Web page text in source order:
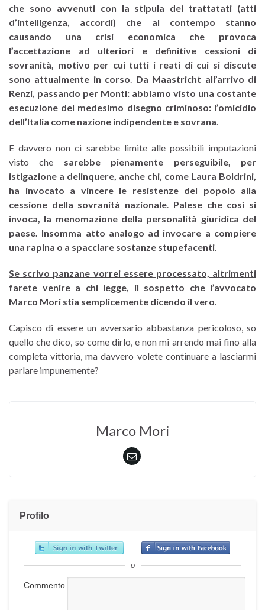
che sono avvenuti con la stipula dei trattatati (atti
d’intelligenza, accordi) che al contempo stanno
causando una crisi economica che provoca
l’accettazione ad ulteriori e definitive cessioni di
sovranità, motivo per cui tutti i reati di cui si discute
sono attualmente in corso. Da Maastricht all’arrivo di
Renzi, passando per Monti: abbiamo visto una costante
esecuzione del medesimo disegno criminoso: l’omicidio
dell’Italia come nazione indipendente e sovrana.
E davvero non ci sarebbe limite alle possibili imputazioni
visto che sarebbe pienamente perseguibile, per
istigazione a delinquere, anche chi, come Laura Boldrini,
ha invocato a vincere le resistenze del popolo alla
cessione della sovranità nazionale. Palese che così si
invoca, la menomazione della personalità giuridica del
paese. Insomma atto analogo ad invocare a compiere
una rapina o a spacciare sostanze stupefacenti.
Se scrivo panzane vorrei essere processato, altrimenti
farete venire a chi legge, il sospetto che l’avvocato
Marco Mori stia semplicemente dicendo il vero.
Capisco di essere un avversario abbastanza pericoloso, so
quello che dico, so come dirlo, e non mi arrendo mai fino alla
completa vittoria, ma davvero volete continuare a lasciarmi
parlare impunemente?
Marco Mori
Profilo
o
Commento